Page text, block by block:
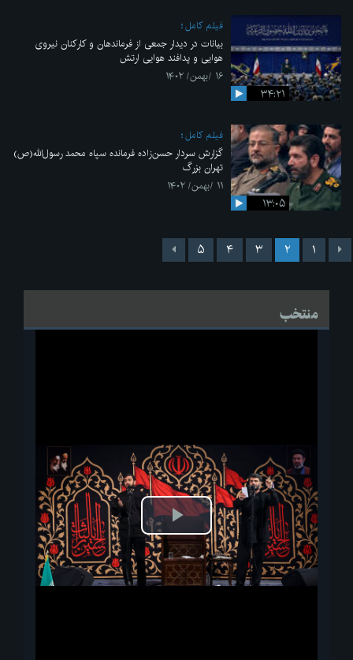
۳۴:۲۱
فیلم کامل
بیانات در دیدار جمعی از فرماندهان و کارکنان نیروی
هوایی و پدافند هوایی ارتش
۱۶ /بهمن/ ۱۴۰۲
۱۳:۰۵
فیلم کامل
گزارش سردار حسن‌زاده فرمانده سپاه محمد رسول‌الله(ص)
تهران بزرگ
۱۱ /بهمن/ ۱۴۰۲
۱ ۲ ۳ ۴ ۵
منتخب
پخش
ویدیو